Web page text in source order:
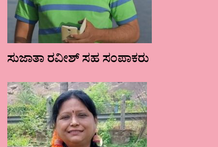
ಸುಜಾತಾ ರವೀಶ್ ಸಹ ಸಂಪಾಕರು